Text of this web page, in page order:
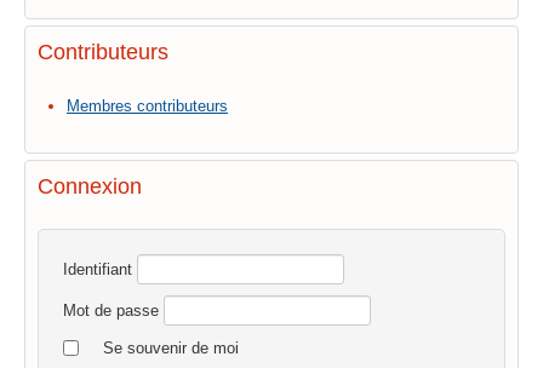
Contributeurs
Membres contributeurs
Connexion
Identifiant
Mot de passe
Se souvenir de moi